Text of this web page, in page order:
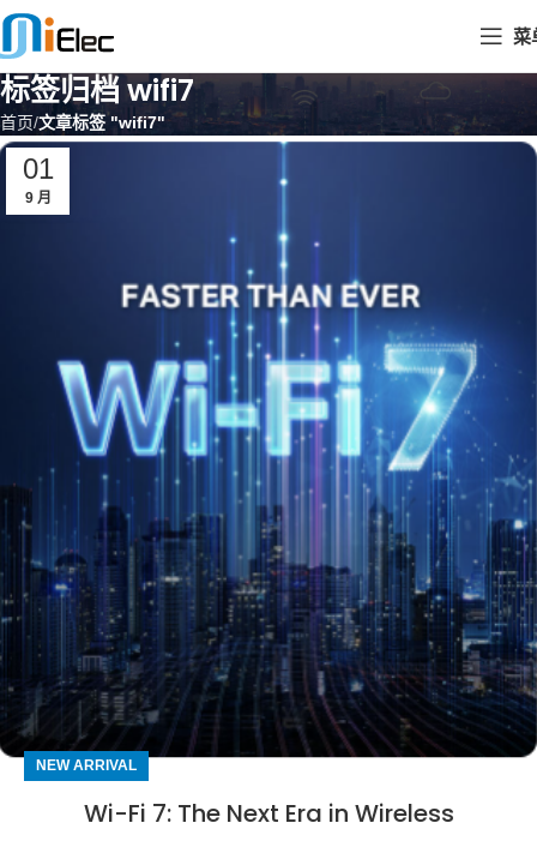
菜
标签归档 wifi7
首页 文章标签 "wifi7"
01
9 月
NEW ARRIVAL
Wi-Fi 7: The Next Era in Wireless